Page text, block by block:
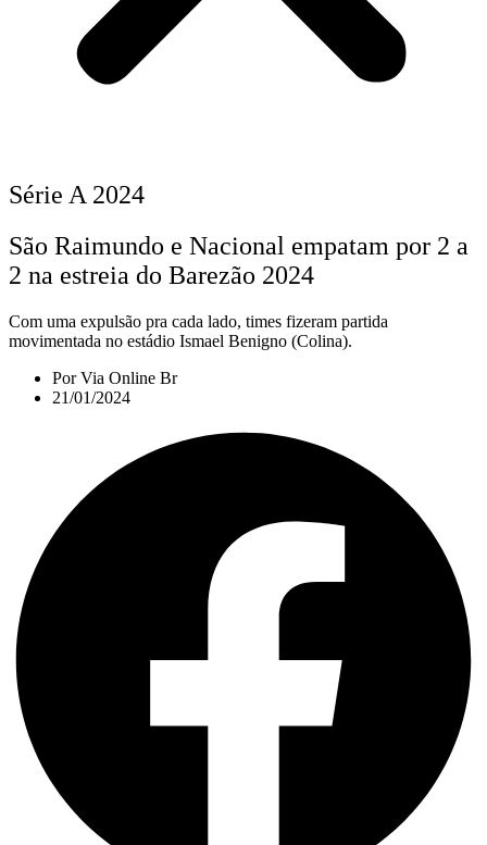
Série A 2024
São Raimundo e Nacional empatam por 2 a
2 na estreia do Barezão 2024
Com uma expulsão pra cada lado, times fizeram partida
movimentada no estádio Ismael Benigno (Colina).
PorVia Online Br
21/01/2024